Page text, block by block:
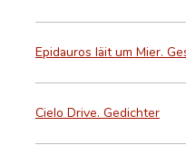
Epidauros läit um Mier.
Cielo Drive. Gedichter